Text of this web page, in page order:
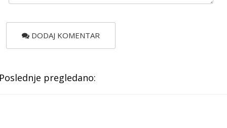
DODAJ KOMENTAR
pregledano: